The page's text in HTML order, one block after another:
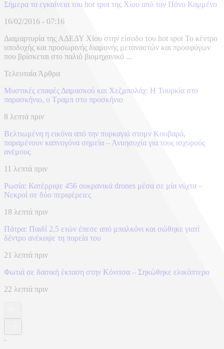
Σήμερα τα εγκαίνεια του hot spot της Χίου από τον Πάνο Καμμένο
16/02/2016 - 07:16
Διαμαρτυρία της ΑΔΕΔΥ Χίου στην είσοδο του hot spot Το κέντρο
υποδοχής και προσωρινής διαμονής μεταναστών και προσφύγων
που βρίσκεται στο παλιό βιομηχανικό ...
Τελευταία Άρθρα
​Μυστικές επαφές Δαμασκού και Χεζμπολάχ: Η Τουρκία στο
παρασκήνιο, ο Τραμπ στο προσκήνιο
8 λεπτά πριν
Βελτιωμένη η εικόνα από την πυρκαγιά στομν Κουβαρά,
παραμένουν καπνογόνα σημεία – Ανυησυχία για τους ισχυρούς
ανέμους
11 λεπτά πριν
Ρωσία: Κατέρριψε 456 ουκρανικά drones μέσα σε μία νύχτα –
Νεκροί σε δύο περιφέρειες
18 λεπτά πριν
Πάτρα: Παιδί 2,5 ετών έπεσε από μπαλκόνι και σώθηκε γιατί
δέντρο ανέκοψε τη πορεία του
21 λεπτά πριν
Φωτιά σε δασική έκταση στην Κόνιτσα – Σηκώθηκε ελικόπτερο
22 λεπτά πριν
-